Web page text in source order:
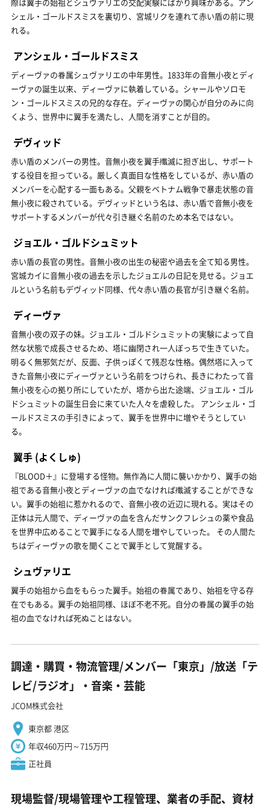
シェル・ゴールドスミスを裏切り、宮城リクを連れて赤い盾の前に現
れる。
アンシェル・ゴールドスミス
ディーヴァの眷属シュヴァリエの中年男性。1833年の音無小夜とディ
ーヴァの誕生以来、ディーヴァに執着している。シャールやソロモ
ン・ゴールドスミスの兄的な存在。ディーヴァの関心が自分のみに向
くよう、世界中に翼手を満たし、人間を消すことが目的。
デヴィッド
赤い盾のメンバーの男性。音無小夜を翼手殲滅に担ぎ出し、サポート
する役目を担っている。厳しく真面目な性格をしているが、赤い盾の
メンバーを心配する一面もある。父親をベトナム戦争で暴走状態の音
無小夜に殺されている。デヴィッドという名は、赤い盾で音無小夜を
サポートするメンバーが代々引き継ぐ名前のため本名ではない。
ジョエル・ゴルドシュミット
赤い盾の長官の男性。音無小夜の出生の秘密や過去を全て知る男性。
宮城カイに音無小夜の過去を示したジョエルの日記を見せる。ジョエ
ルという名前もデヴィッド同様、代々赤い盾の長官が引き継ぐ名前。
ディーヴァ
音無小夜の双子の妹。ジョエル・ゴルドシュミットの実験によって自
然な状態で成長させるため、塔に幽閉され一人ぼっちで生きていた。
明るく無邪気だが、反面、子供っぽくて残忍な性格。偶然塔に入って
きた音無小夜にディーヴァという名前をつけられ、長きにわたって音
無小夜を心の拠り所にしていたが、塔から出た途端、ジョエル・ゴル
ドシュミットの誕生日会に来ていた人々を虐殺した。 アンシェル・ゴ
ールドスミスの手引きによって、翼手を世界中に増やそうとしてい
る。
翼手 (よくしゅ)
『BLOOD＋』に登場する怪物。無作為に人間に襲いかかり、翼手の始
祖である音無小夜とディーヴァの血でなければ殲滅することができな
い。翼手の始祖に惹かれるので、音無小夜の近辺に現れる。実はその
正体は元人間で、ディーヴァの血を含んだサンクフレシュの薬や食品
を世界中広めることで翼手になる人間を増やしていった。 その人間た
ちはディーヴァの歌を聞くことで翼手として覚醒する。
シュヴァリエ
翼手の始祖から血をもらった翼手。始祖の眷属であり、始祖を守る存
在でもある。翼手の始祖同様、ほぼ不老不死。自分の眷属の翼手の始
祖の血でなければ死ぬことはない。
調達・購買・物流管理/メンバー「東京」/放送「テ
レビ/ラジオ」・音楽・芸能
JCOM株式会社
東京都 港区
年収460万円～715万円
正社員
現場監督/現場管理や工程管理、業者の手配、資材